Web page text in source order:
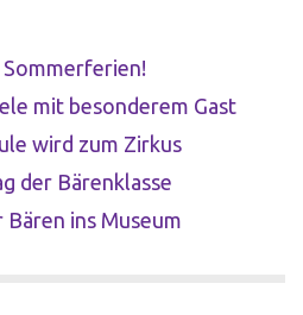
Sommerferien!
mit besonderem Gast
wird zum Zirkus
der Bärenklasse
ins Museum